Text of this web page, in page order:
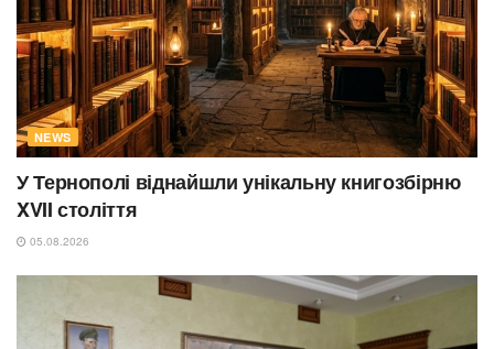
NEWS
У Тернополі віднайшли унікальну книгозбірню
XVII століття
05.08.2026